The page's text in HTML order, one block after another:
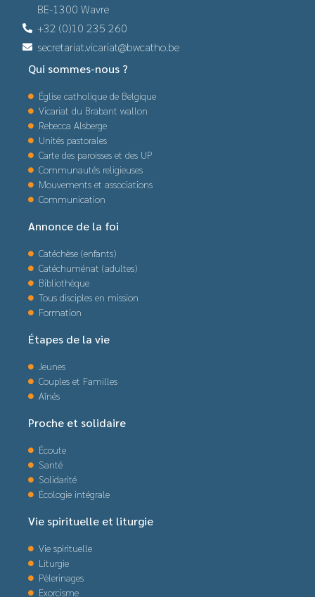
BE-1300 Wavre
+32 (0)10 235 260
secretariat.vicariat@bwcatho.be
Qui sommes-nous ?
Église catholique de Belgique
Vicariat du Brabant wallon
Rebecca Alsberge
Unités pastorales
Carte des paroisses et des UP
Communautés religieuses
Mouvements et associations
Communication
Annonce de la foi
Catéchèse (enfants)
Catéchuménat (adultes)
Bibliothèque
Tous disciples en mission
Formation
Étapes de la vie
Jeunes
Couples et Familles
Aînés
Proche et solidaire
Écoute
Santé
Solidarité
Écologie intégrale
Vie spirituelle et liturgie
Vie spirituelle
Liturgie
Pèlerinages
Exorcisme